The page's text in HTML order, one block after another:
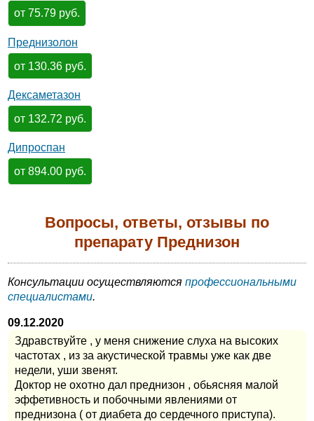
от 75.79 руб.
Преднизолон
от 130.36 руб.
Дексаметазон
от 132.72 руб.
Дипроспан
от 894.00 руб.
Вопросы, ответы, отзывы по
препарату Преднизон
Консультации осуществляются профессиональными
специалистами.
09.12.2020
Здравствуйте , у меня снижение слуха на высоких
частотах , из за акустической травмы уже как две
недели, уши звенят.
Доктор не охотно дал преднизон , обьясняя малой
эффетивность и побочными явлениями от
преднизона ( от диабета до сердечного приступа).